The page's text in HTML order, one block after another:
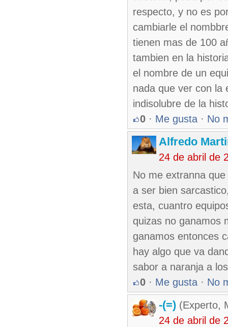
respecto, y no es
cambiarle el
tienen mas de 100
tambien en la
el nombre de un
nada que ver con la
indisolubre de la
0 · Me gusta · No
Alfredo
24 de abril de
No me extranna
a ser bien
esta, cuantro
quizas no ganamos
ganamos entonces
hay algo que va
sabor a naranja a
0 · Me gusta · No
-(=) (Experto,
24 de abril de